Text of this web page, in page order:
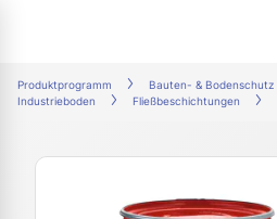
Produktprogramm Bauten- & Bodenschutz
Industrieboden
Fließbeschichtungen